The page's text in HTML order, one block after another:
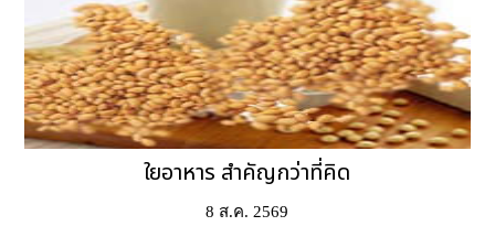
ใยอาหาร สำคัญกว่าที่คิด
8 ส.ค. 2569